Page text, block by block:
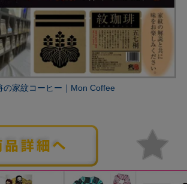
の家紋コーヒー｜Mon Coffee